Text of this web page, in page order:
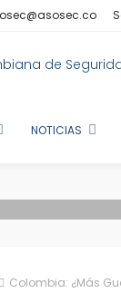
NOTICIAS
Colombia: ¿Más